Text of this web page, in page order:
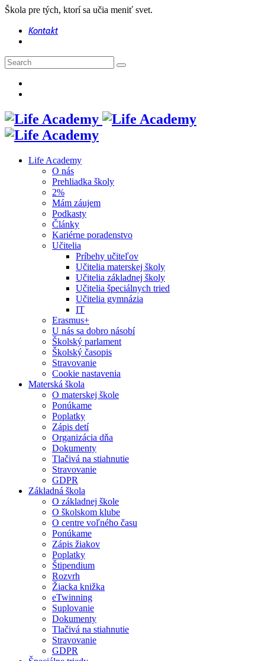
Škola pre tých, ktorí sa učia meniť svet.
Kontakt
Life Academy
O nás
Prehliadka školy
2%
Mám záujem
Podkasty
Články
Kariérne poradenstvo
Učitelia
Príbehy učiteľov
Učitelia materskej školy
Učitelia základnej školy
Učitelia špeciálnych tried
Učitelia gymnázia
IT
Erasmus+
U nás sa dobro násobí
Školský parlament
Školský časopis
Stravovanie
Cookie nastavenia
Materská škola
O materskej škole
Ponúkame
Poplatky
Zápis detí
Organizácia dňa
Dokumenty
Tlačivá na stiahnutie
Stravovanie
GDPR
Základná škola
O základnej škole
O školskom klube
O centre voľného času
Ponúkame
Zápis žiakov
Poplatky
Štipendium
Rozvrh
Žiacka knižka
eTwinning
Suplovanie
Dokumenty
Tlačivá na stiahnutie
Stravovanie
GDPR